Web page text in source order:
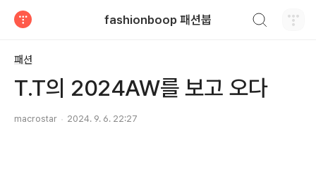
fashionboop 패션붑
패션
T.T의 2024AW를 보고 오다
macrostar 2024. 9. 6. 22:27